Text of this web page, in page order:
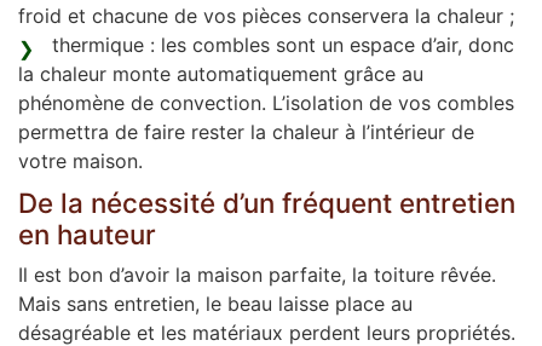
froid et chacune de vos pièces conservera la chaleur ;
thermique : les combles sont un espace d’air, donc
la chaleur monte automatiquement grâce au
phénomène de convection. L’isolation de vos combles
permettra de faire rester la chaleur à l’intérieur de
votre maison.
De la nécessité d’un fréquent entretien
en hauteur
Il est bon d’avoir la maison parfaite, la toiture rêvée.
Mais sans entretien, le beau laisse place au
désagréable et les matériaux perdent leurs propriétés.